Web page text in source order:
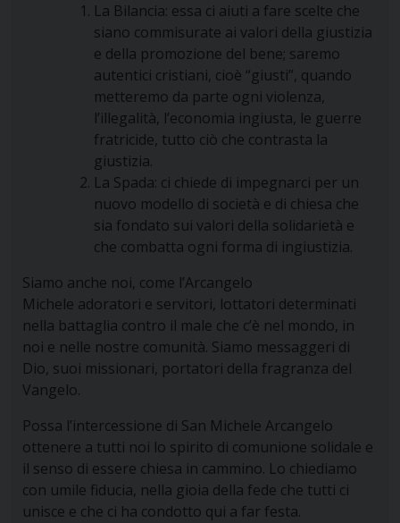
La Bilancia: essa ci aiuti a fare scelte che
siano commisurate ai valori della giustizia
e della promozione del bene; saremo
autentici cristiani, cioè “giusti”, quando
metteremo da parte ogni violenza,
l’illegalità, l’economia ingiusta, le guerre
fratricide, tutto ciò che contrasta la
giustizia.
La Spada: ci chiede di impegnarci per un
nuovo modello di società e di chiesa che
sia fondato sui valori della solidarietà e
che combatta ogni forma di ingiustizia.
Siamo anche noi, come l’Arcangelo
Michele adoratori e servitori, lottatori determinati
nella battaglia contro il male che c’è nel mondo, in
noi e nelle nostre comunità. Siamo messaggeri di
Dio, suoi missionari, portatori della fragranza del
Vangelo.
Possa l’intercessione di San Michele Arcangelo
ottenere a tutti noi lo spirito di comunione solidale e
il senso di essere chiesa in cammino. Lo chiediamo
con umile fiducia, nella gioia della fede che tutti ci
unisce e che ci ha condotto qui a far festa.